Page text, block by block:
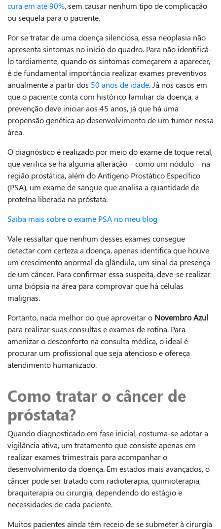
cura em até 90%, sem causar nenhum tipo de complicação
ou sequela para o paciente.
Por se tratar de uma doença silenciosa, essa neoplasia não
apresenta sintomas no início do quadro. Para não identificá-
lo tardiamente, quando os sintomas começarem a aparecer,
é de fundamental importância realizar exames preventivos
anualmente a partir dos 50 anos de idade. Já nos casos em
que o paciente conta com histórico familiar da doença, a
prevenção deve iniciar aos 45 anos, já que há uma
propensão genética ao desenvolvimento de um tumor nessa
área.
O diagnóstico é realizado por meio do exame de toque retal,
que verifica se há alguma alteração – como um nódulo – na
região prostática, além do Antígeno Prostático Específico
(PSA), um exame de sangue que analisa a quantidade de
proteína liberada na próstata.
Saiba mais sobre o exame PSA no meu blog
Vale ressaltar que nenhum desses exames consegue
detectar com certeza a doença, apenas identifica que houve
um crescimento anormal da glândula, um sinal da presença
de um câncer. Para confirmar essa suspeita, deve-se realizar
uma biópsia na área para comprovar que há células
malignas.
Portanto, nada melhor do que aproveitar o Novembro Azul
para realizar suas consultas e exames de rotina. Para
amenizar o desconforto na consulta médica, o ideal é
procurar um profissional que seja atencioso e ofereça
atendimento humanizado.
Como tratar o câncer de
próstata?
Quando diagnosticado em fase inicial, costuma-se adotar a
vigilância ativa, um tratamento que consiste apenas em
realizar exames trimestrais para acompanhar o
desenvolvimento da doença. Em estados mais avançados, o
câncer pode ser tratado com radioterapia, quimioterapia,
braquiterapia ou cirurgia, dependendo do estágio e
necessidades de cada paciente.
Muitos pacientes ainda têm receio de se submeter à cirurgia